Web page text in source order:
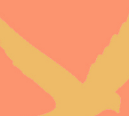
gallery